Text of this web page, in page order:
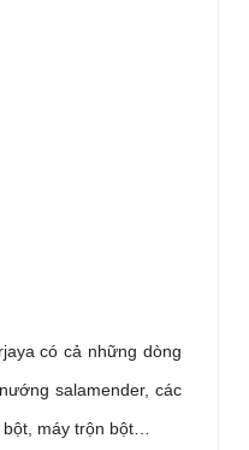
có cả những dòng
salamender, các
bột, máy trộn bột…